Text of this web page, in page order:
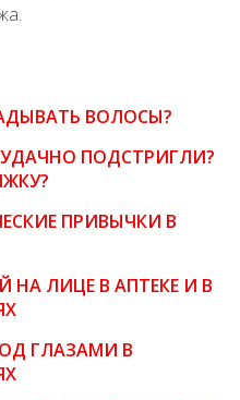
ВОЛОСЫ?
ПОДСТРИГЛИ?
ПРИВЫЧКИ В
ЛИЦЕ В АПТЕКЕ И В
ГЛАЗАМИ В